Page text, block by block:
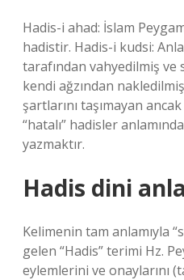
Hadis-i ahad: İslam
hadistir. Hadis-i kudsi:
tarafından vahyedilmiş ve
kendi ağzından
şartlarını taşımayan
“hatalı” hadisler
yazmaktır.
Hadis dini
Kelimenin tam anlamıyla
gelen “Hadis” terimi Hz.
eylemlerini ve onaylarını